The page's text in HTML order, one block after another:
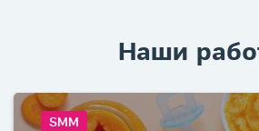
Наши
SMM